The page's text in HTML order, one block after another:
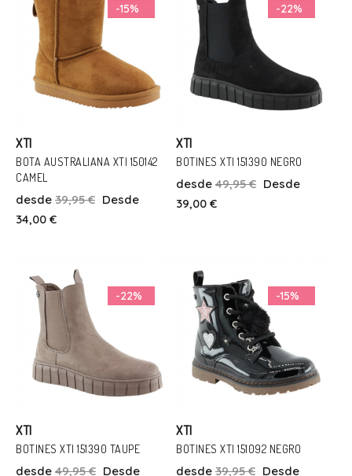
-15%
Añadir Al Carrito
XTI
BOTA AUSTRALIANA XTI 150142
CAMEL
desde 39,95 € Desde
34,00 €
-22%
Talla
XTI
BOTINES XTI 151390 NEGRO
desde 49,95 € Desde
39,00 €
-22%
XTI
BOTINES XTI 151390 TAUPE
desde 49,95 € Desde
-15%
XTI
BOTINES XTI 151092 NEGRO
desde 39,95 € Desde